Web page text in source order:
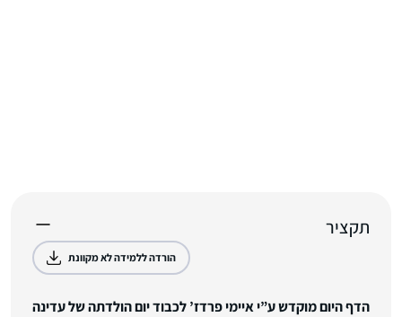
תקציר
הורדה ללמידה לא מקוונת
הדף היום מוקדש ע”י איימי פרדז’ לכבוד יום הולדתה של עדינה